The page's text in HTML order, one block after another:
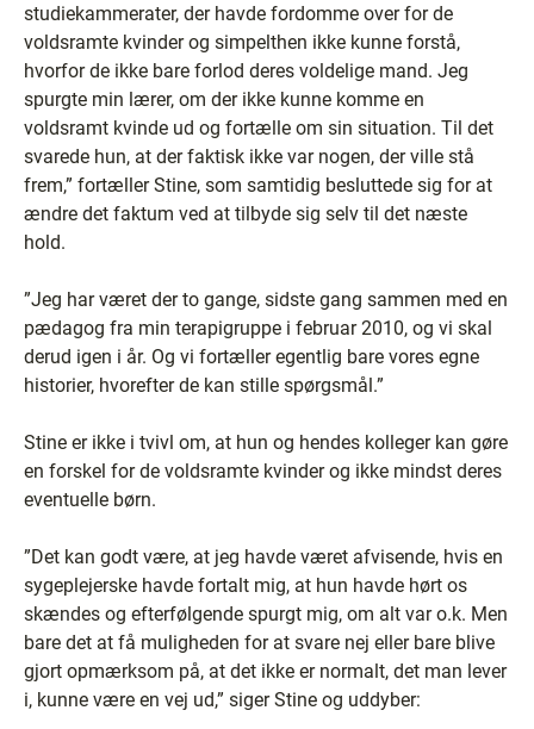
studiekammerater, der havde fordomme over for de
voldsramte kvinder og simpelthen ikke kunne forstå,
hvorfor de ikke bare forlod deres voldelige mand. Jeg
spurgte min lærer, om der ikke kunne komme en
voldsramt kvinde ud og fortælle om sin situation. Til det
svarede hun, at der faktisk ikke var nogen, der ville stå
frem,” fortæller Stine, som samtidig besluttede sig for at
ændre det faktum ved at tilbyde sig selv til det næste
hold.
”Jeg har været der to gange, sidste gang sammen med en
pædagog fra min terapigruppe i februar 2010, og vi skal
derud igen i år. Og vi fortæller egentlig bare vores egne
historier, hvorefter de kan stille spørgsmål.”
Stine er ikke i tvivl om, at hun og hendes kolleger kan gøre
en forskel for de voldsramte kvinder og ikke mindst deres
eventuelle børn.
”Det kan godt være, at jeg havde været afvisende, hvis en
sygeplejerske havde fortalt mig, at hun havde hørt os
skændes og efterfølgende spurgt mig, om alt var o.k. Men
bare det at få muligheden for at svare nej eller bare blive
gjort opmærksom på, at det ikke er normalt, det man lever
i, kunne være en vej ud,” siger Stine og uddyber: